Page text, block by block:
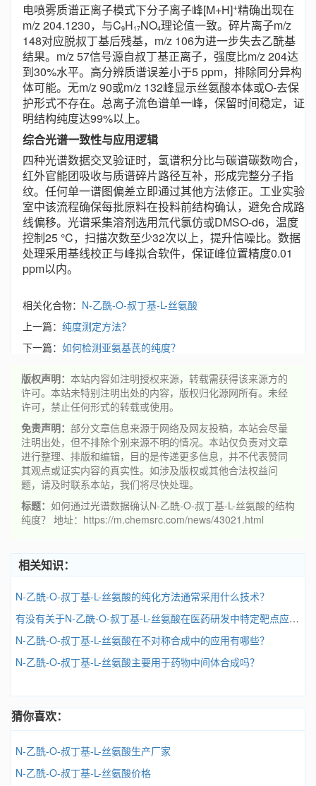
电喷雾质谱正离子模式下分子离子峰[M+H]+精确出现在
m/z 204.1230，与C9H17NO4理论值一致。碎片离子m/z
148对应脱叔丁基后残基，m/z 106为进一步失去乙酰基
结果。m/z 57信号源自叔丁基正离子，强度比m/z 204达
到30%水平。高分辨质谱误差小于5 ppm，排除同分异构
体可能。无m/z 90或m/z 132峰显示丝氨酸本体或O-去保
护形式不存在。总离子流色谱单一峰，保留时间稳定，证
明结构纯度达99%以上。
综合光谱一致性与应用逻辑
四种光谱数据交叉验证时，氢谱积分比与碳谱碳数吻合，
红外官能团吸收与质谱碎片路径互补，形成完整分子指
纹。任何单一谱图偏差立即通过其他方法修正。工业实验
室中该流程确保每批原料在投料前结构确认，避免合成路
线偏移。光谱采集溶剂选用氘代氯仿或DMSO-d6，温度
控制25 °C，扫描次数至少32次以上，提升信噪比。数据
处理采用基线校正与峰拟合软件，保证峰位置精度0.01
ppm以内。
相关化合物： N-乙酰-O-叔丁基-L-丝氨酸
上一篇： 纯度测定方法？
下一篇： 如何检测亚氨基芪的纯度？
版权声明： 本站内容如注明授权来源，转载需获得该来源方的
许可。本站未特别注明出处的内容，版权归化源网所有。未经
许可，禁止任何形式的转载或使用。
免责声明： 部分文章信息来源于网络及网友投稿，本站会尽量
注明出处，但不排除个别来源不明的情况。本站仅负责对文章
进行整理、排版和编辑，目的是传递更多信息，并不代表赞同
其观点或证实内容的真实性。如涉及版权或其他合法权益问
题，请及时联系本站，我们将尽快处理。
标题： 如何通过光谱数据确认N-乙酰-O-叔丁基-L-丝氨酸的结构
纯度？ 地址：https://m.chemsrc.com/news/43021.html
相关知识：
N-乙酰-O-叔丁基-L-丝氨酸的纯化方法通常采用什么技术？
有没有关于N-乙酰-O-叔丁基-L-丝氨酸在医药研发中特定靶点应用的案例？
N-乙酰-O-叔丁基-L-丝氨酸在不对称合成中的应用有哪些？
N-乙酰-O-叔丁基-L-丝氨酸主要用于药物中间体合成吗？
猜你喜欢：
N-乙酰-O-叔丁基-L-丝氨酸生产厂家
N-乙酰-O-叔丁基-L-丝氨酸价格